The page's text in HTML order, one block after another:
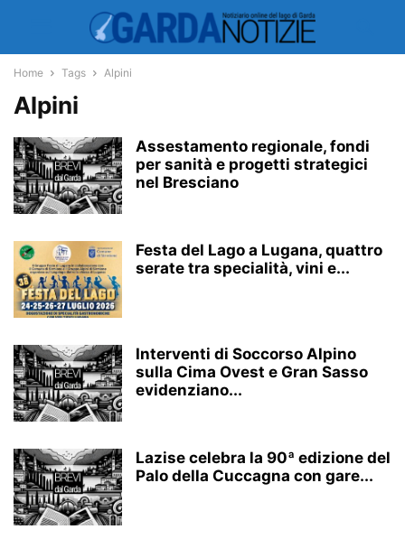
Home Tags Alpini
Alpini
Assestamento regionale, fondi
per sanità e progetti strategici
nel Bresciano
Festa del Lago a Lugana, quattro
serate tra specialità, vini e...
Interventi di Soccorso Alpino
sulla Cima Ovest e Gran Sasso
evidenziano...
Lazise celebra la 90ª edizione del
Palo della Cuccagna con gare...